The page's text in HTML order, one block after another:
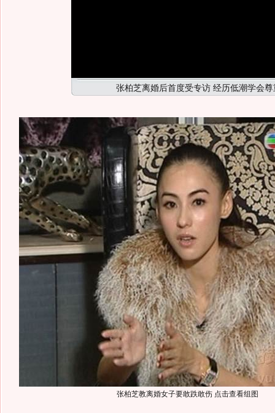
张柏芝离婚后首度受专访 经历低潮学会
张柏芝教离婚女子要敢跌敢伤 点击查看组图